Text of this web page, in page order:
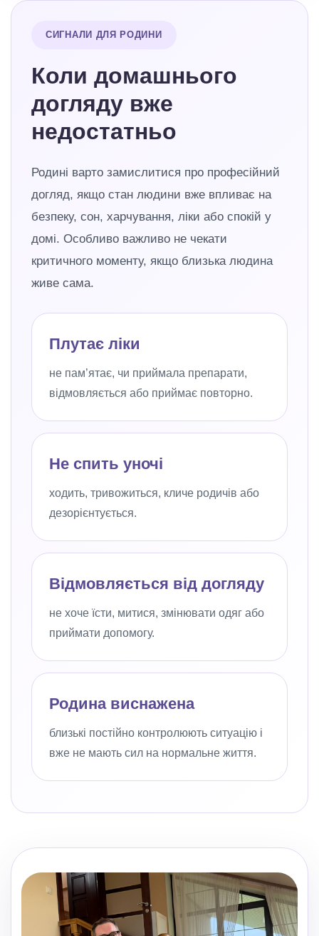
СИГНАЛИ ДЛЯ РОДИНИ
Коли домашнього
догляду вже
недостатньо
Родині варто замислитися про професійний
догляд, якщо стан людини вже впливає на
безпеку, сон, харчування, ліки або спокій у
домі. Особливо важливо не чекати
критичного моменту, якщо близька людина
живе сама.
Плутає ліки
не пам’ятає, чи приймала препарати,
відмовляється або приймає повторно.
Не спить уночі
ходить, тривожиться, кличе родичів або
дезорієнтується.
Відмовляється від догляду
не хоче їсти, митися, змінювати одяг або
приймати допомогу.
Родина виснажена
близькі постійно контролюють ситуацію і
вже не мають сил на нормальне життя.